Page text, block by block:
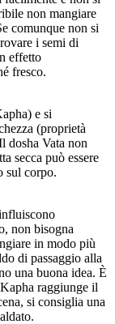
non mangiare
comunque non si
i semi di
effetto
fresco.
e si
(proprietà
dosha Vata non
secca può essere
sul corpo.
non bisogna
in modo più
di passaggio alla
una buona idea. È
raggiunge il
si consiglia una